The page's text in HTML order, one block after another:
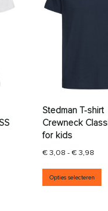
€ 3,74 tot € 6,37
heeft meerdere
Stedman T-shirt
Crewneck
for kids
€3,08 -€3,98
Opties selecteren